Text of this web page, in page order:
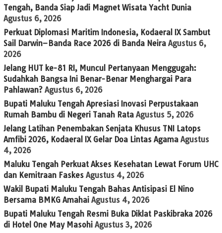
Tengah, Banda Siap Jadi Magnet Wisata Yacht Dunia
Agustus 6, 2026
Perkuat Diplomasi Maritim Indonesia, Kodaeral IX Sambut
Sail Darwin–Banda Race 2026 di Banda Neira Agustus 6,
2026
Jelang HUT ke-81 RI, Muncul Pertanyaan Menggugah:
Sudahkah Bangsa Ini Benar-Benar Menghargai Para
Pahlawan? Agustus 6, 2026
Bupati Maluku Tengah Apresiasi Inovasi Perpustakaan
Rumah Bambu di Negeri Tanah Rata Agustus 5, 2026
Jelang Latihan Penembakan Senjata Khusus TNI Latops
Amfibi 2026, Kodaeral IX Gelar Doa Lintas Agama Agustus
4, 2026
Maluku Tengah Perkuat Akses Kesehatan Lewat Forum UHC
dan Kemitraan Faskes Agustus 4, 2026
Wakil Bupati Maluku Tengah Bahas Antisipasi El Nino
Bersama BMKG Amahai Agustus 4, 2026
Bupati Maluku Tengah Resmi Buka Diklat Paskibraka 2026
di Hotel One May Masohi Agustus 3, 2026